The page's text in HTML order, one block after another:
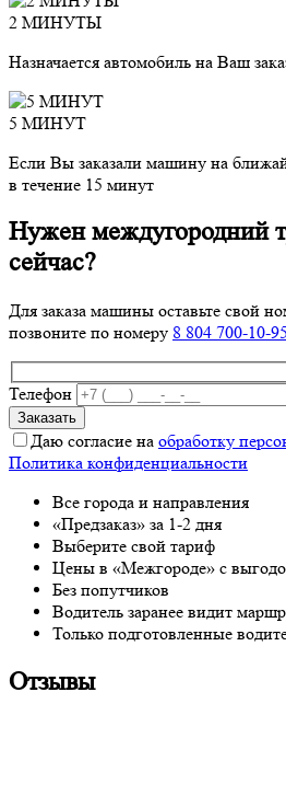
2 МИНУТЫ
Назначается автомобиль на Ваш
5 МИНУТ
Если Вы заказали машину на
в течение 15 минут
Нужен междугородний
сейчас?
Для заказа машины оставьте свой
позвоните по номеру 8 804 700-10-95
Телефон
Даю согласие на обработку
Политика конфиденциальности
Все города и направления
«Предзаказ» за 1-2 дня
Выберите свой тариф
Цены в «Межгороде» с
Без попутчиков
Водитель заранее видит
Только подготовленные
Отзывы